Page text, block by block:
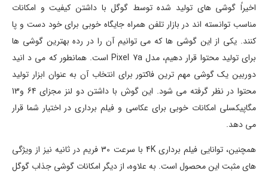
اخیراً گوشی های تولید شده توسط گوگل با داشتن کیفیت و امکانات
مناسب توانسته اند در بازار تلفن همراه جایگاه خوبی برای خود دست و پا
کنند. یکی از این گوشی ها که می توانیم آن را در رده بهترین گوشی ها
برای تولید محتوا قرار دهیم، مدل Pixel 7a است. همانطور که می د انید
دوربین یک گوشی مهم ترین فاکتور برای انتخاب آن به عنوان ابزار تولید
محتوا در نظر گرفته می شود. این گوش با داشتن دو لنز مجزای 64 و13
مگاپیکسلی امکانات خوبی برای عکاسی و فیلم برداری در اختیار شما قرار
می دهد.
همچنین، توانایی فیلم برداری 4K با سرعت 30 فریم در ثانیه نیز از ویژگی
های مثبت این محصول است. به علاوه، از دیگر امکانات گوشی جذاب گوگل